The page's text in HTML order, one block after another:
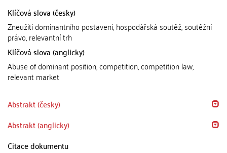
Klíčová slova (česky)
Zneužití dominantního postavení, hospodářská soutěž, soutěžní
právo, relevantní trh
Klíčová slova (anglicky)
Abuse of dominant position, competition, competition law,
relevant market
Abstrakt (česky)
Abstrakt (anglicky)
Citace dokumentu